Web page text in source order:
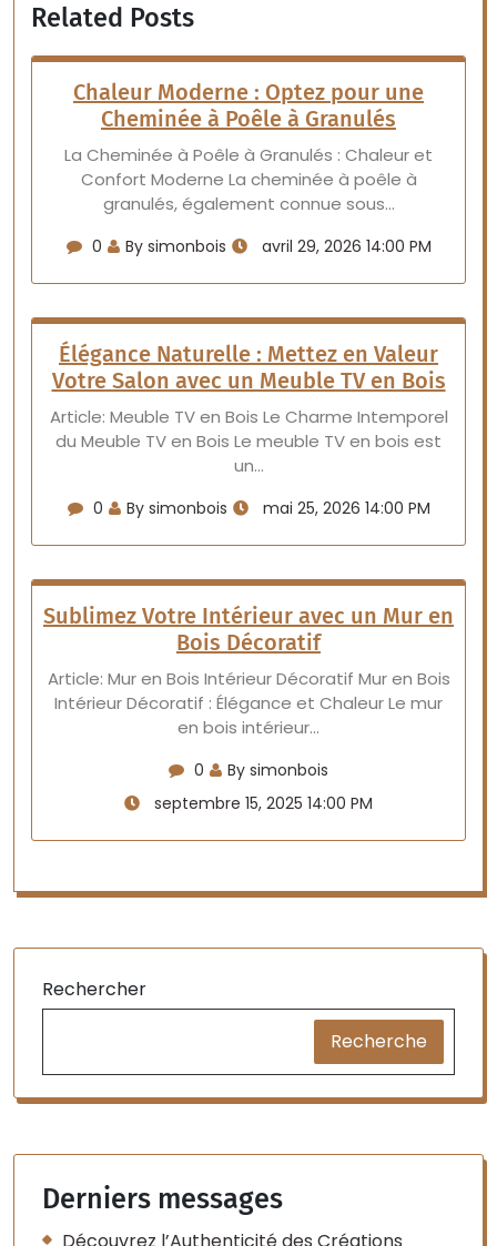
Related Posts
Chaleur Moderne : Optez pour une
Cheminée à Poêle à Granulés
La Cheminée à Poêle à Granulés : Chaleur et
Confort Moderne La cheminée à poêle à
granulés, également connue sous…
0 By simonbois avril 29, 2026 14:00 PM
Élégance Naturelle : Mettez en Valeur
Votre Salon avec un Meuble TV en Bois
Article: Meuble TV en Bois Le Charme Intemporel
du Meuble TV en Bois Le meuble TV en bois est
un…
0 By simonbois mai 25, 2026 14:00 PM
Sublimez Votre Intérieur avec un Mur en
Bois Décoratif
Article: Mur en Bois Intérieur Décoratif Mur en Bois
Intérieur Décoratif : Élégance et Chaleur Le mur
en bois intérieur…
0
By simonbois
septembre 15, 2025 14:00 PM
Rechercher
Recherche
Derniers messages